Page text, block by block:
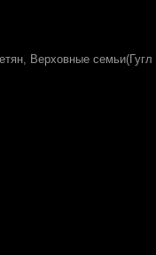
Верховные семьи(Гугл